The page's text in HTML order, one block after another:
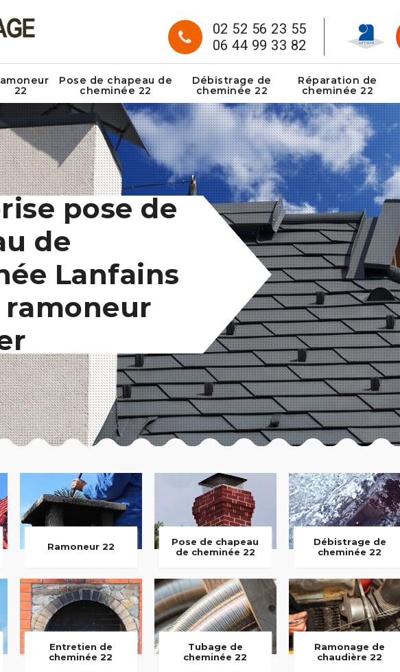
02 52 56 23 55
06 44 99 33 82
22
Pose de chapeau de
cheminée 22
Débistrage de
cheminée 22
Réparation de
cheminée 22
pose de
de
Lanfains
ramoneur
Ramoneur 22
Pose de chapeau
de cheminée 22
Débistrage de
cheminée 22
Entretien de
cheminée 22
Tubage de
cheminée 22
Ramonage de
chaudière 22